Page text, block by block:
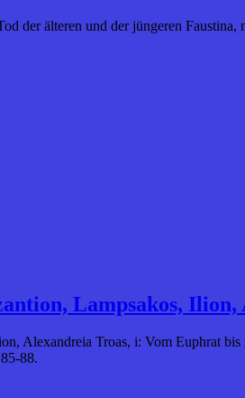
der älteren und der jüngeren
Lampsakos, Ilion,
Alexandreia Troas, i: Vom Euphrat
88.